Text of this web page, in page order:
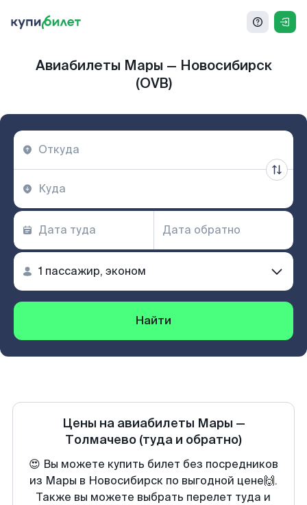
Авиабилеты Мары — Новосибирск
(OVB)
Найти
Цены на авиабилеты Мары —
Толмачево (туда и обратно)
😍 Вы можете купить билет без посредников
из Мары в Новосибирск по выгодной цене🙌.
Также вы можете выбрать перелет туда и